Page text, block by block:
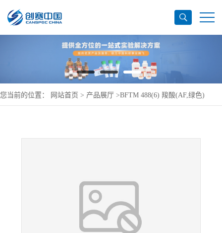
您当前的位置： 网站首页 > 产品展厅 >BFTM 488(6) 羧酸(AF,绿色)